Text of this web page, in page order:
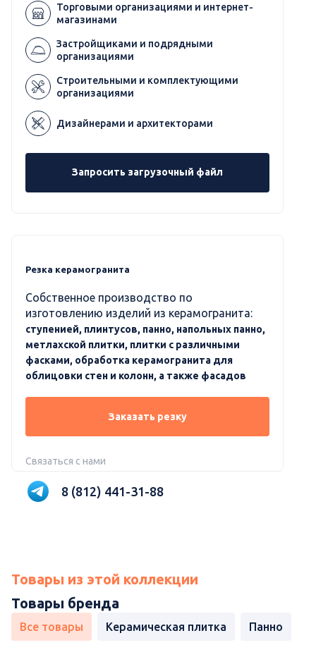
Торговыми организациями и интернет-
магазинами
Застройщиками и подрядными
организациями
Строительными и комплектующими
организациями
Дизайнерами и архитекторами
Запросить загрузочный файл
Резка керамогранита
Собственное производство по
изготовлению изделий из керамогранита:
ступенией, плинтусов, панно, напольных панно,
метлахской плитки, плитки с различными
фасками, обработка керамогранита для
облицовки стен и колонн, а также фасадов
Заказать резку
Связаться с нами
8 (812) 441-31-88
Товары из этой коллекции
Товары бренда
Все товары Керамическая плитка Панно